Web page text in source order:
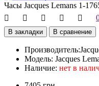
Часы Jacques Lemans 1-
В закладки В сравнение
Производитель:
Модель: Jacques
Наличие: нет в